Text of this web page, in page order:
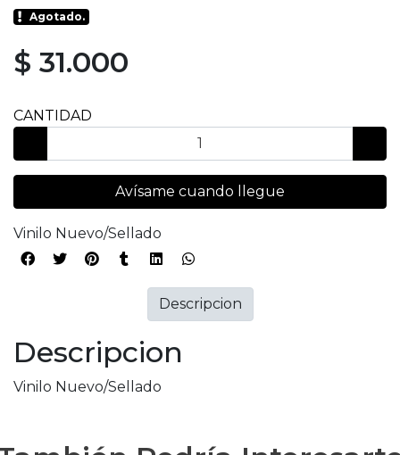
Agotado.
$ 31.000
CANTIDAD
Avísame cuando llegue
Vinilo Nuevo/Sellado
Descripcion
Vinilo Nuevo/Sellado
Descripcion